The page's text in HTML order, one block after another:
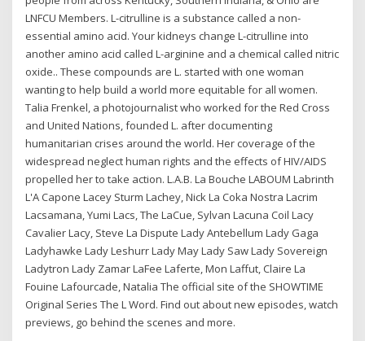
LNFCU Members. L-citrulline is a substance called a non-
essential amino acid. Your kidneys change L-citrulline into
another amino acid called L-arginine and a chemical called nitric
oxide.. These compounds are L. started with one woman
wanting to help build a world more equitable for all women.
Talia Frenkel, a photojournalist who worked for the Red Cross
and United Nations, founded L. after documenting
humanitarian crises around the world. Her coverage of the
widespread neglect human rights and the effects of HIV/AIDS
propelled her to take action. L.A.B. La Bouche LABOUM Labrinth
L'A Capone Lacey Sturm Lachey, Nick La Coka Nostra Lacrim
Lacsamana, Yumi Lacs, The LaCue, Sylvan Lacuna Coil Lacy
Cavalier Lacy, Steve La Dispute Lady Antebellum Lady Gaga
Ladyhawke Lady Leshurr Lady May Lady Saw Lady Sovereign
Ladytron Lady Zamar LaFee Laferte, Mon Laffut, Claire La
Fouine Lafourcade, Natalia The official site of the SHOWTIME
Original Series The L Word. Find out about new episodes, watch
previews, go behind the scenes and more.